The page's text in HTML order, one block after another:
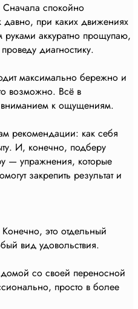
спокойно
давно, при каких движениях
руками аккуратно прощупаю,
диагностику.
максимально бережно и
возможно. Всё в
к ощущениям.
рекомендации: как себя
И, конечно, подберу
— упражнения, которые
закрепить результат и
это отдельный
вид удовольствия.
со своей переносной
просто в более